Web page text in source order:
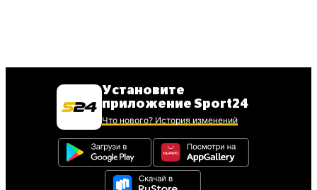
Установите
приложение Sport24
Что нового? История изменений